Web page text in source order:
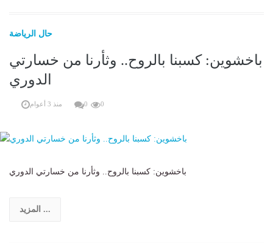
حال الرياضة
باخشوين: كسبنا بالروح.. وثأرنا من خسارتي
الدوري
منذ 3 أعوام 0 0
باخشوين: كسبنا بالروح.. وثأرنا من خسارتي الدوري
المزيد ...